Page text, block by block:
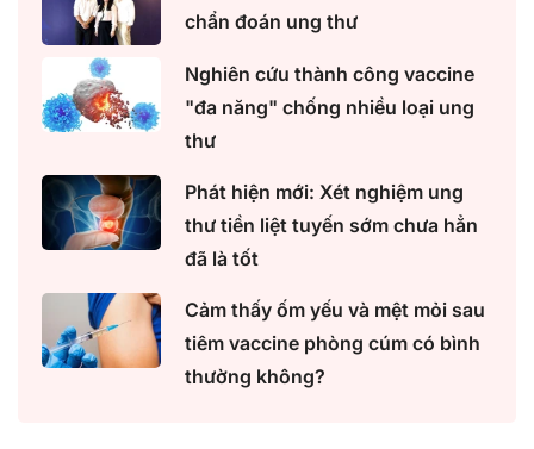
chẩn đoán ung thư
Nghiên cứu thành công vaccine
"đa năng" chống nhiều loại ung
thư
Phát hiện mới: Xét nghiệm ung
thư tiền liệt tuyến sớm chưa hẳn
đã là tốt
Cảm thấy ốm yếu và mệt mỏi sau
tiêm vaccine phòng cúm có bình
thường không?